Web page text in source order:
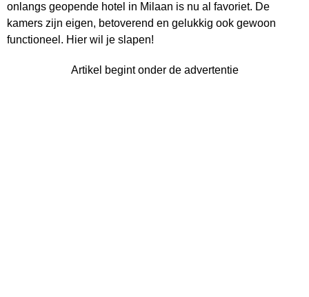
onlangs geopende hotel in Milaan is nu al favoriet. De
kamers zijn eigen, betoverend en gelukkig ook gewoon
functioneel. Hier wil je slapen!
Artikel begint onder de advertentie